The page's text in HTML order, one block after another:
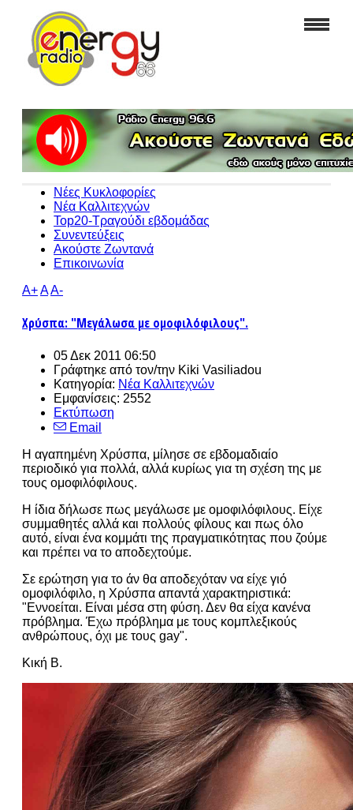
Νέες Κυκλοφορίες
Νέα Καλλιτεχνών
Top20-Τραγούδι εβδομάδας
Συνεντεύξεις
Ακούστε Ζωντανά
Επικοινωνία
A+AA-
Χρύσπα: "Μεγάλωσα με ομοφιλόφιλους".
05 Δεκ 2011 06:50
Γράφτηκε από τον/την Kiki Vasiliadou
Κατηγορία: Νέα Καλλιτεχνών
Εμφανίσεις: 2552
Εκτύπωση
Email
Η αγαπημένη Χρύσπα, μίλησε σε εβδομαδιαίο
περιοδικό για πολλά, αλλά κυρίως για τη σχέση της με
τους ομοφιλόφιλους.
Η ίδια δήλωσε πως μεγάλωσε με ομοφιλόφιλους. Είχε
συμμαθητές αλλά και πολλούς φίλους και πως όλο
αυτό, είναι ένα κομμάτι της πραγματικότητας που ζούμε
και πρέπει να το αποδεχτούμε.
Σε ερώτηση για το άν θα αποδεχόταν να είχε γιό
ομοφιλόφιλο, η Χρύσπα απαντά χαρακτηριστικά:
"Εννοείται. Είναι μέσα στη φύση. Δεν θα είχα κανένα
πρόβλημα. Έχω πρόβλημα με τους κομπλεξικούς
ανθρώπους, όχι με τους gay".
Κική Β.